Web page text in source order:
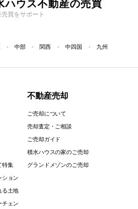
ハウス不動産の売買
売買をサポート
中部 関西 中四国 九州
特集
ション
る土地
チェン
不動産売却
ご売却について
売却査定・ご相談
ご売却ガイド
積水ハウスの家のご売却
グランドメゾンのご売却